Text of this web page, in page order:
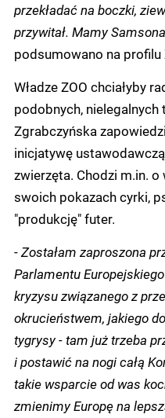
przekładać na boczki,
przywitał. Mamy
podsumowano na profilu
Władze ZOO chciałyby
podobnych,
Zgrabczyńska
inicjatywę
zwierzęta. Chodzi m.in.
swoich pokazach cyrki,
"produkcję" futer.
-Zostałam zaproszona
Parlamentu
kryzysu związanego z
okrucieństwem, jakiego
tygrysy - tam już trzeba
i postawić na nogi całą
takie wsparcie od was
zmienimy Europę na